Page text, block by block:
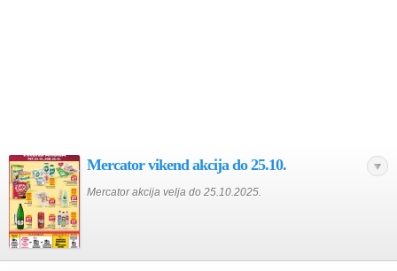
Mercator vikend akcija do 25.10.
Mercator akcija velja do 25.10.2025.